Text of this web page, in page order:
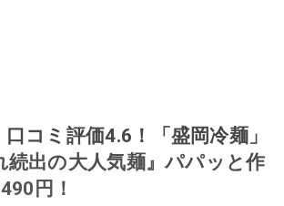
口コミ評価4.6！「盛岡冷麺」
続出の大人気麺』パパッと作
円！